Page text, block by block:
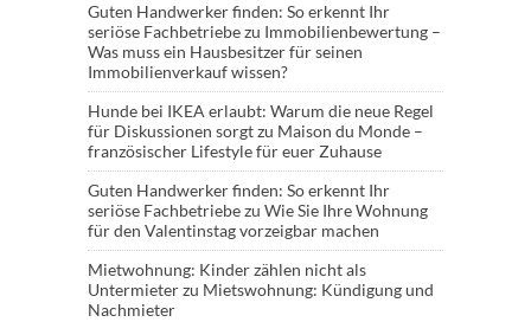
Guten Handwerker finden: So erkennt Ihr
seriöse Fachbetriebezu Immobilienbewertung –
Was muss ein Hausbesitzer für seinen
Immobilienverkauf wissen?
Hunde bei IKEA erlaubt: Warum die neue Regel
für Diskussionen sorgtzu Maison du Monde –
französischer Lifestyle für euer Zuhause
Guten Handwerker finden: So erkennt Ihr
seriöse Fachbetriebezu Wie Sie Ihre Wohnung
für den Valentinstag vorzeigbar machen
Mietwohnung: Kinder zählen nicht als
Untermieterzu Mietswohnung: Kündigung und
Nachmieter